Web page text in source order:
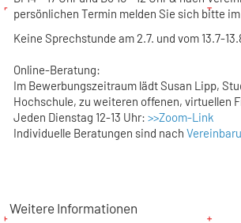
persönlichen Termin melden Sie sich bitte im
Keine Sprechstunde am 2.7. und vom 13.7-
Online-Beratung:
Im Bewerbungszeitraum lädt Susan Lipp,
Hochschule, zu weiteren offenen, virtuellen
Jeden Dienstag 12-13 Uhr: >>Zoom-Link
Individuelle Beratungen sind nach
Weitere Informationen